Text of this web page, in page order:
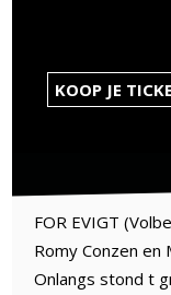
KOOP JE
FOR EVIGT
Romy Conzen en
Onlangs stond t